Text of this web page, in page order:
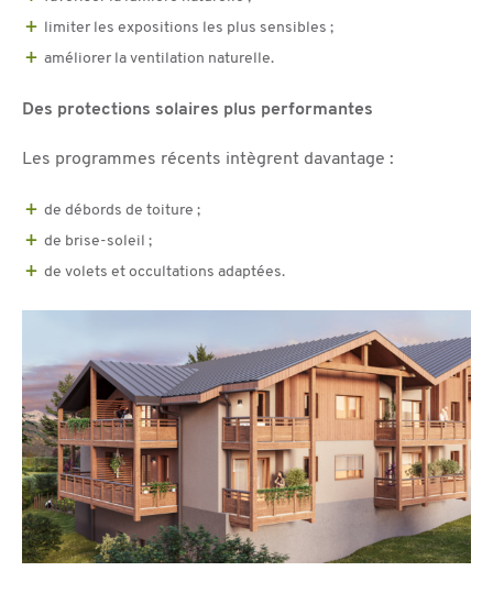
limiter les expositions les plus sensibles ;
améliorer la ventilation naturelle.
Des protections solaires plus performantes
Les programmes récents intègrent davantage :
de débords de toiture ;
de brise-soleil ;
de volets et occultations adaptées.